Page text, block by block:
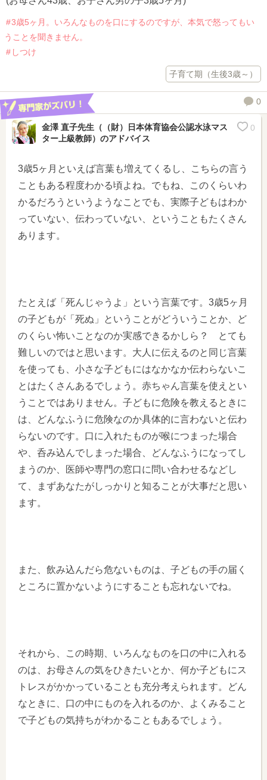
3歳5ヶ月。いろんなものを口にするのですが、本気で怒ってもい
うことを聞きません。
しつけ
子育て期（生後3歳～）
0
金澤 直子先生（（財）日本体育協会公認水泳マス
ター上級教師） のアドバイス
0
3歳5ヶ月といえば言葉も増えてくるし、こちらの言う
こともある程度わかる頃よね。でもね、このくらいわ
かるだろうというようなことでも、実際子どもはわか
っていない、伝わっていない、ということもたくさん
あります。
たとえば「死んじゃうよ」という言葉です。3歳5ヶ月
の子どもが「死ぬ」ということがどういうことか、ど
のくらい怖いことなのか実感できるかしら？ とても
難しいのではと思います。大人に伝えるのと同じ言葉
を使っても、小さな子どもにはなかなか伝わらないこ
とはたくさんあるでしょう。赤ちゃん言葉を使えとい
うことではありません。子どもに危険を教えるときに
は、どんなふうに危険なのか具体的に言わないと伝わ
らないのです。口に入れたものが喉につまった場合
や、呑み込んでしまった場合、どんなふうになってし
まうのか、医師や専門の窓口に問い合わせるなどし
て、まずあなたがしっかりと知ることが大事だと思い
ます。
また、飲み込んだら危ないものは、子どもの手の届く
ところに置かないようにすることも忘れないでね。
それから、この時期、いろんなものを口の中に入れる
のは、お母さんの気をひきたいとか、何か子どもにス
トレスがかかっていることも充分考えられます。どん
なときに、口の中にものを入れるのか、よくみること
で子どもの気持ちがわかることもあるでしょう。